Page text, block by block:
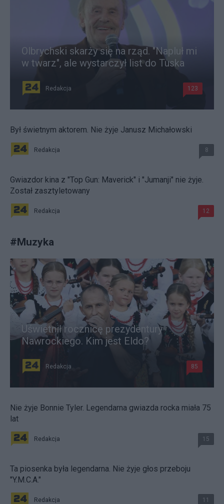
Olbrychski skarży się na rząd. "Napluł mi
w twarz", ale wystarczył list do Tuska
Redakcja 123
Był świetnym aktorem. Nie żyje Janusz Michałowski
Redakcja 8
Gwiazdor kina z "Top Gun: Maverick" i "Jumanji" nie żyje.
Został zasztyletowany
Redakcja 12
#Muzyka
Uświetnił rocznicę prezydentury
Nawrockiego. Kim jest Eldo?
Redakcja 85
Nie żyje Bonnie Tyler. Legendarna gwiazda rocka miała 75
lat
Redakcja 15
Ta piosenka była legendarna. Nie żyje głos przeboju
"Y.M.C.A."
Redakcja 11